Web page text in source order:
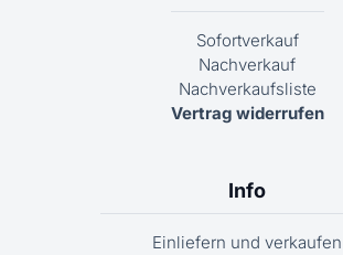
Sofortverkauf
Nachverkauf
Nachverkaufsliste
Vertrag widerrufen
Info
Einliefern und verkaufen